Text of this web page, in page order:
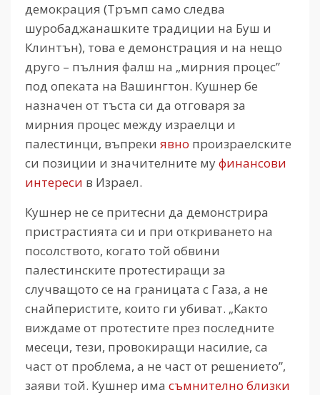
демокрация (Тръмп само следва
шуробаджанашките традиции на Буш и
Клинтън), това е демонстрация и на нещо
друго – пълния фалш на „мирния процес”
под опеката на Вашингтон. Кушнер бе
назначен от тъста си да отговаря за
мирния процес между израелци и
палестинци, въпреки явно произраелските
си позиции и значителните муфинансови
интереси в Израел.
Кушнер не се притесни да демонстрира
пристрастията си и при откриването на
посолството, когато той обвини
палестинските протестиращи за
случващото се на границата с Газа, а не
снайперистите, които ги убиват. „Както
виждаме от протестите през последните
месеци, тези, провокиращи насилие, са
част от проблема, а не част от решението”,
заяви той. Кушнер има съмнително близки